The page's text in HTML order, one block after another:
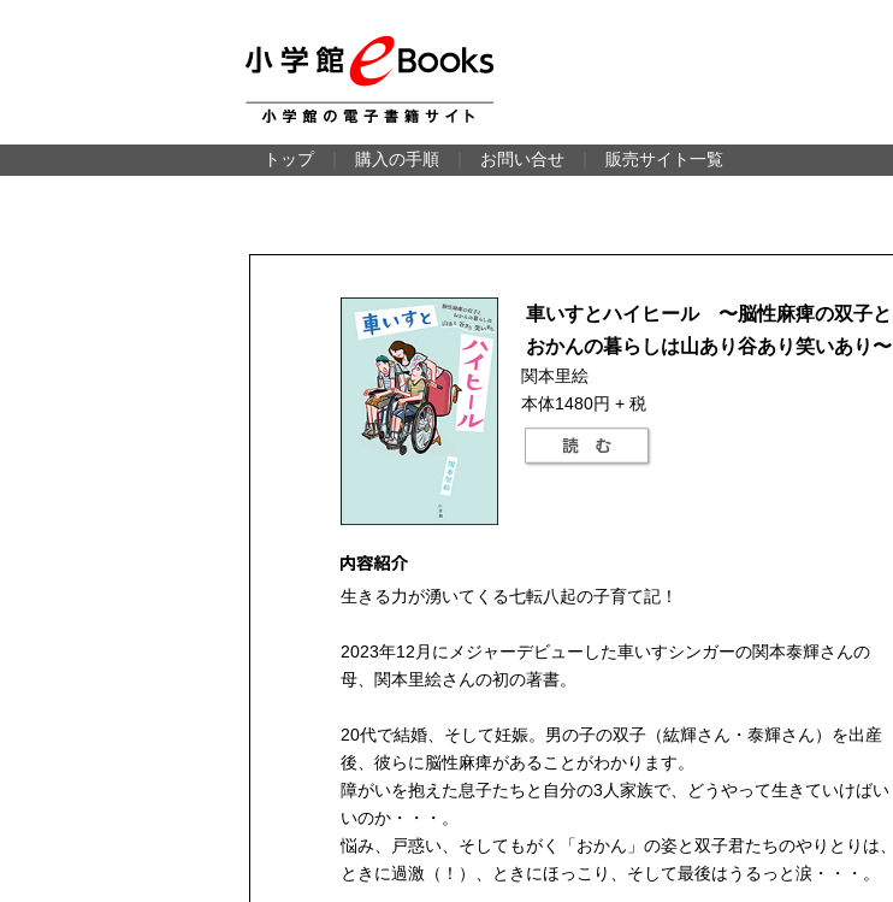
トップ 購入の手順 お問い合せ 販売サイト一覧
車いすとハイヒール 〜脳性麻痺の双子と
おかんの暮らしは山あり谷あり笑いあり〜
関本里絵
本体1480円 + 税
生きる力が湧いてくる七転八起の子育て記！
2023年12月にメジャーデビューした車いすシンガーの関本泰輝さんの
母、関本里絵さんの初の著書。
20代で結婚、そして妊娠。男の子の双子（紘輝さん・泰輝さん）を出産
後、彼らに脳性麻痺があることがわかります。
障がいを抱えた息子たちと自分の3人家族で、どうやって生きていけばい
いのか・・・。
悩み、戸惑い、そしてもがく「おかん」の姿と双子君たちのやりとりは、
ときに過激（！）、ときにほっこり、そして最後はうるっと涙・・・。